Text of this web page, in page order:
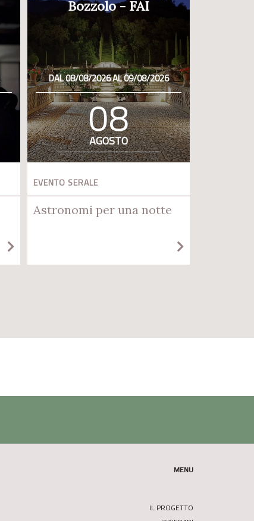
Bozzolo - FAI
DAL 08/08/2026 AL 09/08/2026
08
AGOSTO
EVENTO SERALE
Astronomi per una notte
MENU
IL PROGETTO